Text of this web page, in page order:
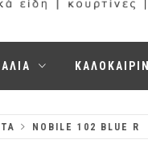
NOBILE 102 BLUE R